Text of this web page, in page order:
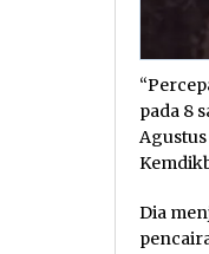
pada 8
Dia